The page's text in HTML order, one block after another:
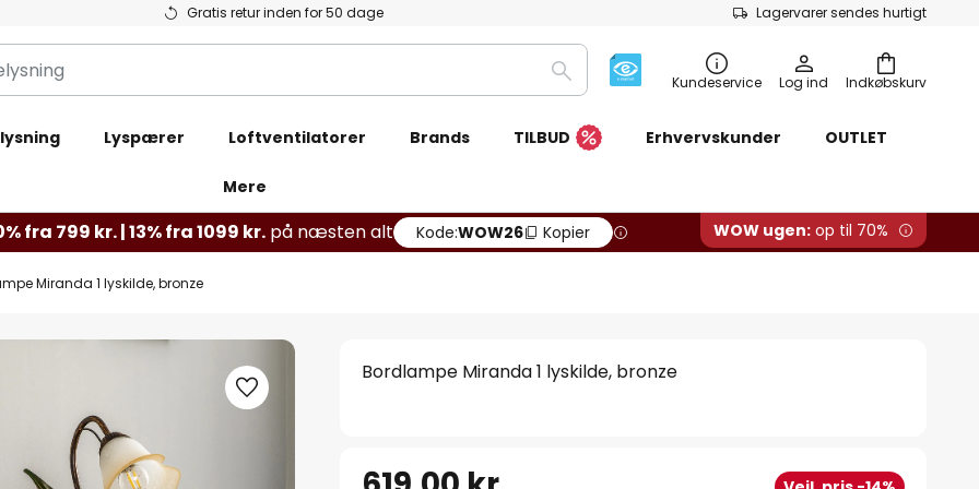
Gratis retur inden for 50 dage Lagervarer sendes hurtigt
Indkøbskurv
Søg Kundeservice Log ind
Lyspærer Loftventilatorer Brands TILBUD Erhvervskunder OUTLET
Mere
fra 799 kr. | 13% fra 1099 kr. på næsten alt Kode:WOW26 Kopier WOW ugen: op til 70%
Miranda 1 lyskilde, bronze
Bordlampe Miranda 1 lyskilde, bronze